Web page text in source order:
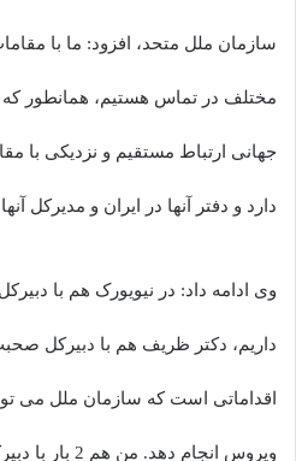
سازمان ملل متحد، افزود: ما با
مختلف در تماس هستیم، همانطور
جهانی ارتباط مستقیم و نزدیکی با
دارد و دفتر آنها در ایران و مدیرکل
وی ادامه داد: در نیویورک هم با
داریم، دکتر ظریف هم با دبیرکل
اقداماتی است که سازمان ملل می
ویروس انجام